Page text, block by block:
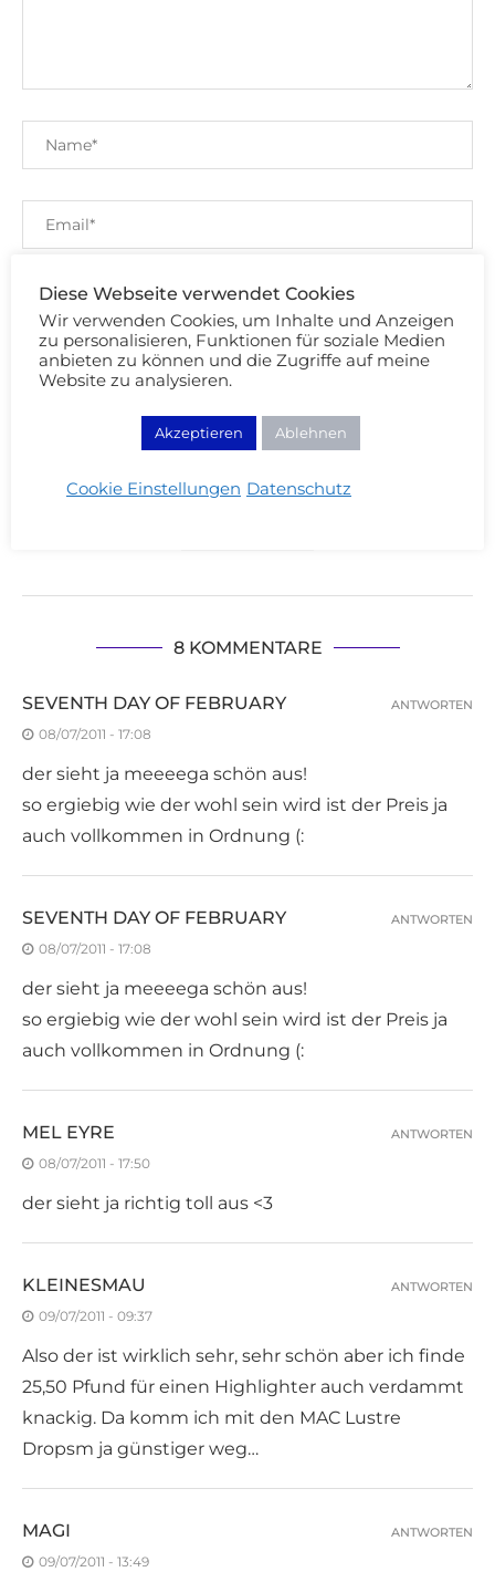
Speichere meinen Namen, Email und Website
für meinen nächsten Kommentar.
Mit der Nutzung dieses Formulars erklärst du dich mit der
Speicherung und Verarbeitung deiner Daten durch diese
Website einverstanden. Merci Cherie!
8 KOMMENTARE
SEVENTH DAY OF FEBRUARY
08/07/2011 - 17:08
der sieht ja meeeega schön aus!
so ergiebig wie der wohl sein wird ist der Preis ja
auch vollkommen in Ordnung (:
ANTWORTEN
SEVENTH DAY OF FEBRUARY
08/07/2011 - 17:08
der sieht ja meeeega schön aus!
so ergiebig wie der wohl sein wird ist der Preis ja
auch vollkommen in Ordnung (:
ANTWORTEN
MEL EYRE
08/07/2011 - 17:50
der sieht ja richtig toll aus <3
ANTWORTEN
KLEINESMAU
09/07/2011 - 09:37
Also der ist wirklich sehr, sehr schön aber ich finde
25,50 Pfund für einen Highlighter auch verdammt
knackig. Da komm ich mit den MAC Lustre
Dropsm ja günstiger weg…
ANTWORTEN
MAGI
09/07/2011 - 13:49
ANTWORTEN
Diese Webseite verwendet Cookies
Wir verwenden Cookies, um Inhalte und Anzeigen
zu personalisieren, Funktionen für soziale Medien
anbieten zu können und die Zugriffe auf meine
Website zu analysieren.
Akzeptieren Ablehnen
Cookie Einstellungen Datenschutz